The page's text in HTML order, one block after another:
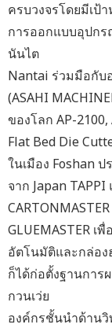
ครบวงจรโดยมีเป้
การออกแบบอุปก
นันไต
Nantai ร่วมมือกับ
(ASAHI
ของโลก AP-2100,
Flat Bed Die
ในเมือง Foshan ป
จาก Japan
GLUEMASTER
อัตโนมัติและกล่อง
ก็ได้ก่อตั้งฐานการ
กวนเว่ย
องค์กรชั้นนำด้านวิ